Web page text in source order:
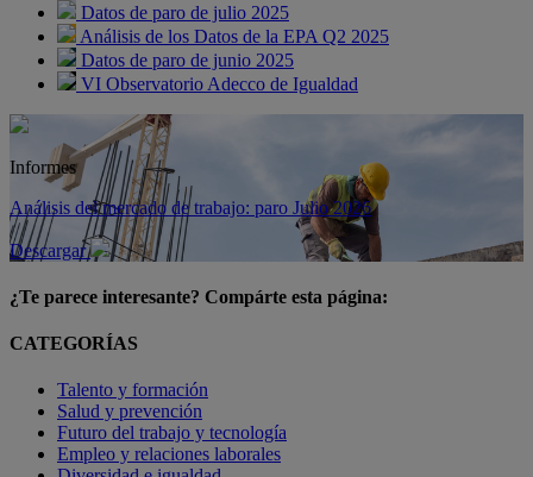
Datos de paro de julio 2025
Análisis de los Datos de la EPA Q2 2025
Datos de paro de junio 2025
VI Observatorio Adecco de Igualdad
Informes
Análisis del mercado de trabajo: paro Julio 2026
Descargar
¿Te parece interesante? Compárte esta página:
CATEGORÍAS
Talento y formación
Salud y prevención
Futuro del trabajo y tecnología
Empleo y relaciones laborales